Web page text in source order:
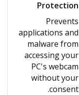
Protection
Prevents
applications and
malware from
accessing your
PC's webcam
without your
consent.